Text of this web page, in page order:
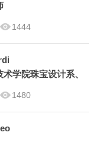
1444
学院珠宝设计系、
1480